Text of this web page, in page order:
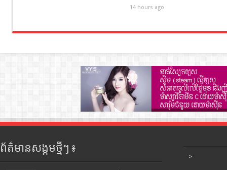
14 hours ago
ព័ត៌មានសង្គមថ្មីៗ ៖
>